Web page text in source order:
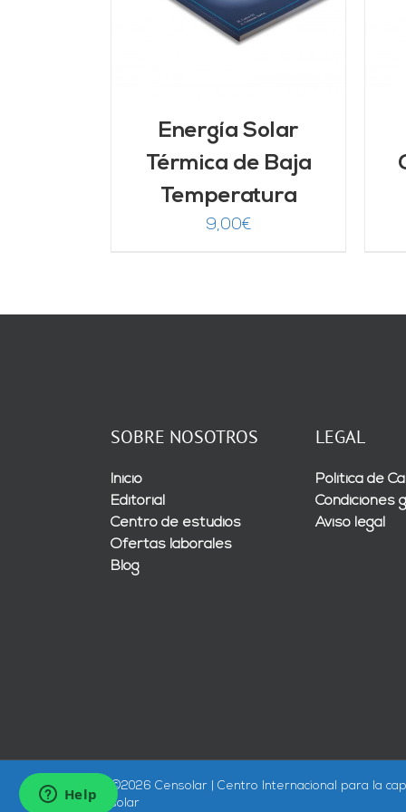
Energía Solar
Térmica de Baja
Temperatura
9,00€
SOBRE NOSOTROS
Inicio
Editorial
Centro de estudios
Ofertas laborales
Blog
LEGAL
Política de
Condiciones
Aviso legal
©2026 Censolar | Centro Internacional para la
solar